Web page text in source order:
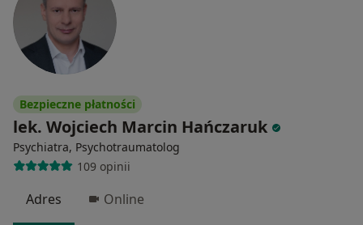
Bezpieczne płatności
lek. Wojciech Marcin Hańczaruk
Psychiatra, Psychotraumatolog
109 opinii
Adres Online